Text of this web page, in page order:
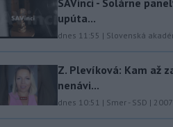
upúta...
dnes 11:55 | Slovenská
Z. Plevíková: Kam až
nenávi...
dnes 10:51 | Smer - SSD | 2007